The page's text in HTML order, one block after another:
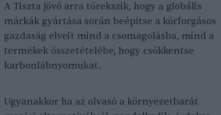
A Tiszta Jövő arra törekszik, hogy a globális
márkák gyártása során beépítse a körforgásos
gazdaság elveit mind a csomagolásba, mind a
termékek összetételébe, hogy csökkentse
karbonlábnyomukat.
Ugyanakkor ha az olvasó a környezetbarát